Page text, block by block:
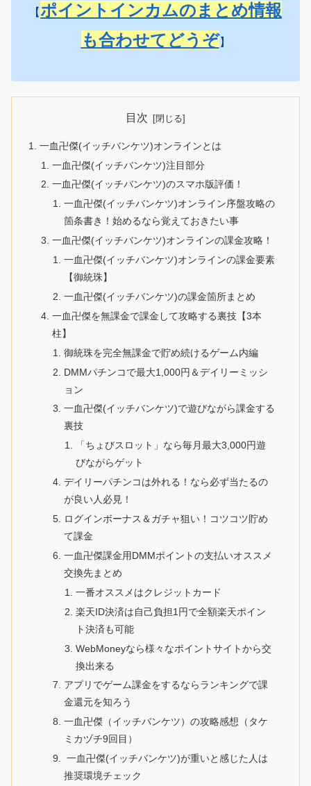
【ポイントインカムのまとめ情報
も合わせてどうぞ 】
目次
一血卍傑(イッチバンケツ)オンラインとは
一血卍傑(イッチバンケツ)注目部分
一血卍傑(イッチバンケツ)のスマホ版評価！
一血卍傑(イッチバンケツ)オンライン序盤攻略の
箇条書き！始めるなら覚えておきたい事
一血卍傑(イッチバンケツ)オンラインの課金攻略！
一血卍傑(イッチバンケツ)オンラインの課金要素
【御統珠】
一血卍傑(イッチバンケツ)の課金箇所まとめ
一血卍傑を無課金で課金して攻略する裏技【3本
柱】
御統珠を完全無課金で貯め続けるゲーム内編
DMMパチンコで最大1,000円＆デイリーミッシ
ョン
一血卍傑(イッチバンケツ)で遊びながら課金する
裏技
「ちょびスロット」なら毎月最大3,000円遊
びながらゲット
デイリーパチンコは外れる！なら必ず当たるの
が良い人必見！
ログインボーナス＆ガチャ狙い！コツコツ貯め
て課金
一血卍傑課金用DMMポイントの支払いオススメ
交換先まとめ
一番オススメはクレジットカード
楽天ID決済は自己負担1円で全額楽天ポイン
ト決済も可能
WebMoneyなら様々なポイントサイトから交
換出来る
アプリでゲーム課金をするならランキングで課
金還元を知ろう
一血卍傑（イッチバンケツ）の攻略感想（タケ
ミカヅチ9回目）
一血卍傑(イッチバンケツ)が重いと感じた人は
推奨環境チェック